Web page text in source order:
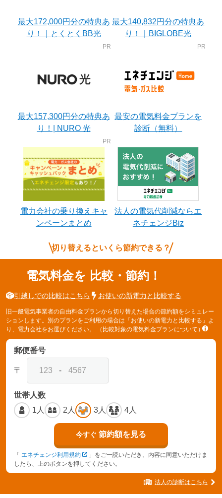
最大172,000円分の特典あ
り！｜とくとくBB光
最大140,832円分の特典あ
り！｜BIGLOBE光
最大157,300円分の特典あ
り！| NURO 光
最安の電気料金プランを
診断（無料）
電力会社の乗り換えキャ
ンペーンまとめ
法人の電気代削減ならエ
ネチェンジBiz
切り替えるといくら節約できる？
電気料金を 比較・節約！
引越しでの比較はこちら お使いの新電力と比較する
旧一般電気事業者の自由料金プランから切り替えた場合の節約額をシミュレー
ションします。別のプランをご利用の場合は「お使いの新電力と比較する」よ
り、電力会社をお選びください。
（比較対象の電気料金プランについて）
郵便番号
〒 -
世帯人数
1人
2人 3人 4人
今すぐ 節約額を見る
「 エネチェンジ利用規約
」をご一読いただき、内容に同意いただけま
したら、上のボタンを押してください。
法人の診断はこちら